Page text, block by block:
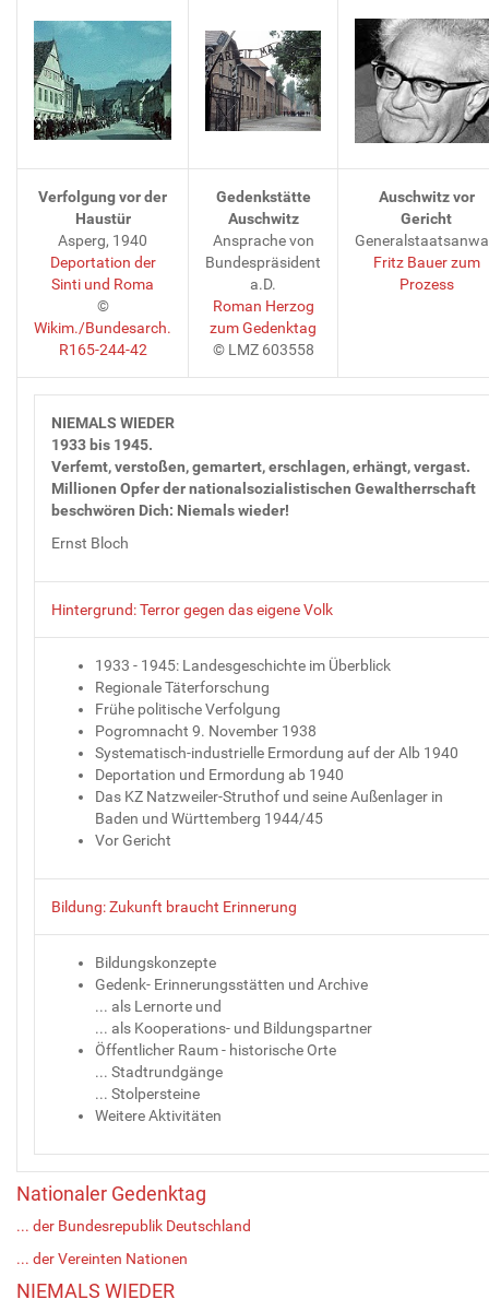
Verfolgung vor der
Haustür
Asperg, 1940
Deportation der
Sinti und Roma
©
Wikim./Bundesarch.
R165-244-42
Gedenkstätte
Auschwitz
Ansprache von
Bundespräsident
a.D.
Roman Herzog
zum Gedenktag
© LMZ 603558
Auschwitz vor
Gericht
Fritz Bauer zum
Prozess
NIEMALS WIEDER
1933 bis 1945.
Verfemt, verstoßen, gemartert, erschlagen, erhängt, vergast.
Millionen Opfer der nationalsozialistischen Gewaltherrschaft
beschwören Dich: Niemals wieder!
Ernst Bloch
Hintergrund: Terror gegen das eigene Volk
1933 - 1945: Landesgeschichte im Überblick
Regionale Täterforschung
Frühe politische Verfolgung
Pogromnacht 9. November 1938
Systematisch-industrielle Ermordung auf der Alb 1940
Deportation und Ermordung ab 1940
Das KZ Natzweiler-Struthof und seine Außenlager in
Baden und Württemberg 1944/45
Vor Gericht
Bildung: Zukunft braucht Erinnerung
Bildungskonzepte
Gedenk- Erinnerungsstätten und Archive
... als Lernorte und
... als Kooperations- und Bildungspartner
Öffentlicher Raum - historische Orte
... Stadtrundgänge
... Stolpersteine
Weitere Aktivitäten
Nationaler Gedenktag
... der Bundesrepublik Deutschland
... der Vereinten Nationen
NIEMALS WIEDER